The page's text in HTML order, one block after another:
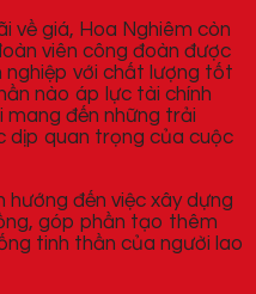
về giá, Hoa Nghiêm còn
viên công đoàn được
nghiệp với chất lượng tốt
nào áp lực tài chính
đến những trải
dịp quan trọng của cuộc
hướng đến việc xây dựng
góp phần tạo thêm
tinh thần của người lao